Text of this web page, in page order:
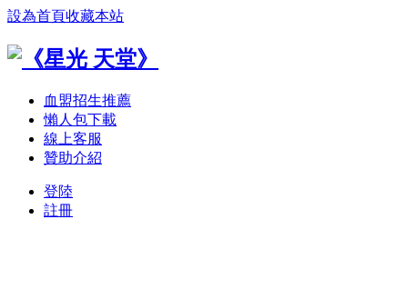
設為首頁收藏本站
血盟招生推薦
懶人包下載
線上客服
贊助介紹
登陸
註冊